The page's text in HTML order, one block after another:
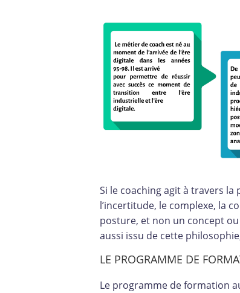
Si le coaching agit à travers
l’incertitude, le complexe, la
posture, et non un concept
aussi issu de cette
LE PROGRAMME DE
Le programme de formation